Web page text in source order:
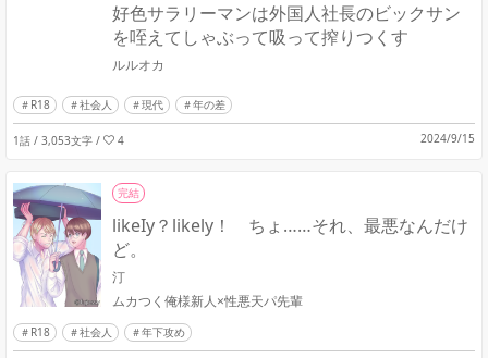
好色サラリーマンは外国人社長のビックサン
を咥えてしゃぶって吸って搾りつくす
ルルオカ
R18 社会人 現代 年の差
1話 / 3,053文字 / 4 2024/9/15
完結
likeIy？likely！ ちょ……それ、最悪なんだけ
ど。
汀
ムカつく俺様新人×性悪天パ先輩
R18 社会人 年下攻め